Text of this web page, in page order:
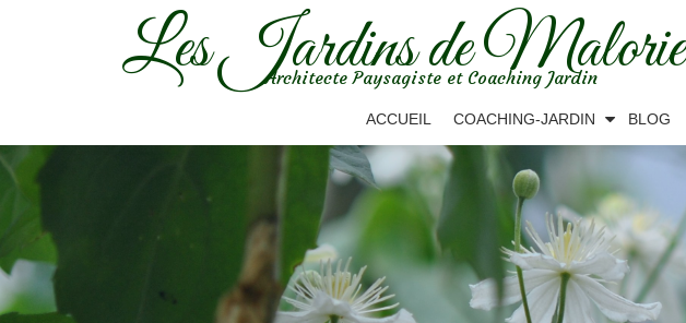
Les Jardins de Malorie
Architecte Paysagiste et Coaching Jardin
ACCUEIL COACHING-JARDIN BLOG